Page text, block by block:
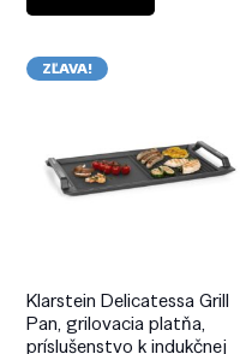
ZĽAVA!
Klarstein Delicatessa Grill
Pan, grilovacia platňa,
príslušenstvo k indukčnej